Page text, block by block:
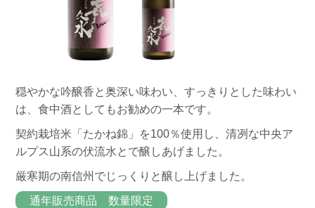
穏やかな吟醸香と奥深い味わい、すっきりとした味わい
は、食中酒としてもお勧めの一本です。
契約栽培米「たかね錦」を100％使用し、清冽な中央ア
ルプス山系の伏流水とで醸しあげました。
厳寒期の南信州でじっくりと醸し上げました。
通年販売商品 数量限定